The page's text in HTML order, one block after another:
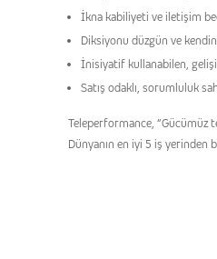
İkna kabiliyeti ve iletişim
Diksiyonu düzgün ve
İnisiyatif kullanabilen,
Satış odaklı, sorumluluk
Teleperformance, “Gücümüz
Dünyanın en iyi 5 iş yerinden